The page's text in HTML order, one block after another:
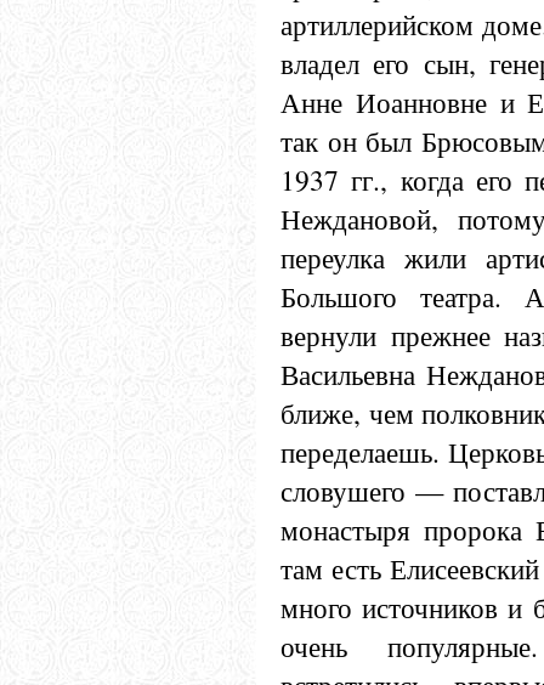
артиллерийском
владел его сын,
Анне Иоанновне и
так он был
1937 гг., когда его
Неждановой,
переулка жили
Большого
вернули прежнее
Васильевна
ближе, чем
переделаешь.
словушего —
монастыря
там есть
много источников и
очень